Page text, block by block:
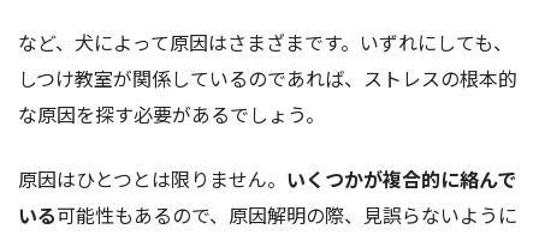
など、犬によって原因はさまざまです。いずれにしても、
しつけ教室が関係しているのであれば、ストレスの根本的
な原因を探す必要があるでしょう。
原因はひとつとは限りません。 いくつかが複合的に絡んで
いる可能性もあるので、原因解明の際、見誤らないように